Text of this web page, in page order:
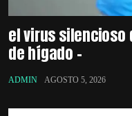
el virus silencioso
de hígado –
ADMIN AGOSTO 5, 2026